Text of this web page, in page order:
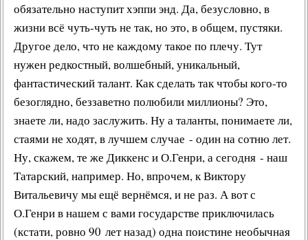
обязательно наступит хэппи энд. Да, безусловно, в
жизни всё чуть-чуть не так, но это, в общем, пустяки.
Другое дело, что не каждому такое по плечу. Тут
нужен редкостный, волшебный, уникальный,
фантастический талант. Как сделать так чтобы кого-то
безоглядно, беззаветно полюбили миллионы? Это,
знаете ли, надо заслужить. Ну а таланты, понимаете ли,
стаями не ходят, в лучшем случае - один на сотню лет.
Ну, скажем, те же Диккенс и О.Генри, а сегодня - наш
Татарский, например. Но, впрочем, к Виктору
Витальевичу мы ещё вернёмся, и не раз. А вот с
О.Генри в нашем с вами государстве приключилась
(кстати, ровно 90 лет назад) одна поистине необычная